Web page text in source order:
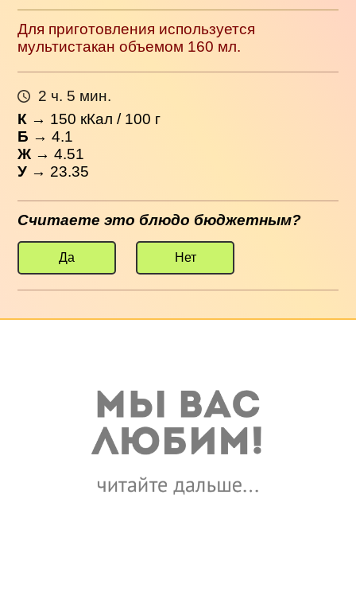
Для приготовления используется
мультистакан объемом 160 мл.
2 ч. 5 мин.
К → 150 кКал / 100 г
Б → 4.1
Ж → 4.51
У → 23.35
Считаете это блюдо бюджетным?
Да Нет